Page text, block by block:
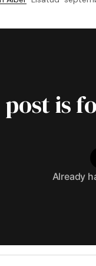
is
Already